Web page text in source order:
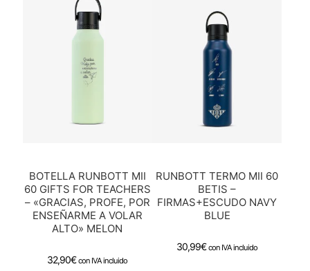
BOTELLA RUNBOTT MII
60 GIFTS FOR TEACHERS
– «GRACIAS, PROFE, POR
ENSEÑARME A VOLAR
ALTO» MELON
32,90€ con IVA incluido
RUNBOTT TERMO MII 60
BETIS –
FIRMAS+ESCUDO NAVY
BLUE
30,99€ con IVA incluido